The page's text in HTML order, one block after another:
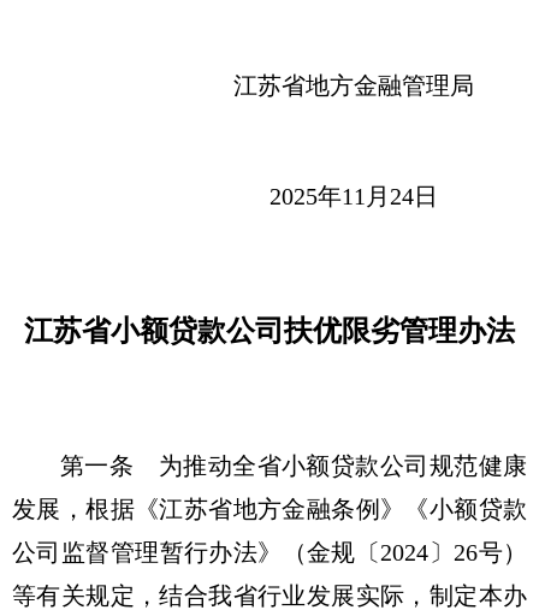
江苏省地方金融管理局
2025年11月24日
江苏省小额贷款公司扶优限劣管理办法
第一条 为推动全省小额贷款公司规范健康
发展，根据《江苏省地方金融条例》《小额贷款
公司监督管理暂行办法》（金规〔2024〕26号）
等有关规定，结合我省行业发展实际，制定本办